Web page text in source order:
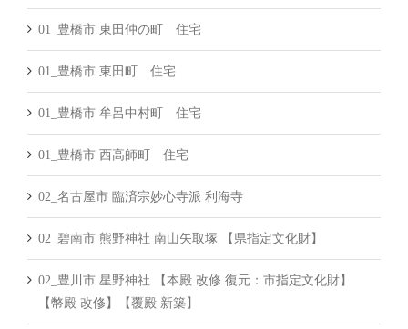
01_豊橋市 東田仲の町 住宅
01_豊橋市 東田町 住宅
01_豊橋市 牟呂中村町 住宅
01_豊橋市 西高師町 住宅
02_名古屋市 臨済宗妙心寺派 利海寺
02_碧南市 熊野神社 南山矢取塚 【県指定文化財】
02_豊川市 星野神社 【本殿 改修 復元：市指定文化財】
【幣殿 改修】【覆殿 新築】